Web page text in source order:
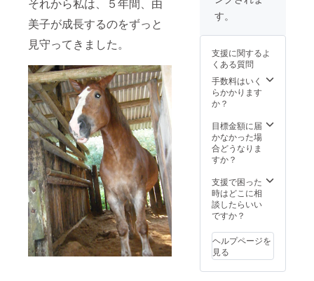
美子が成長するのをずっと
見守ってきました。
き） ※
水市内
の宿
ouchi
hotel
日々さ
きがあ
る日の
みとな
るた
前に日
にちの
お問い
合わせ
い致し
ます。
す。
支援に関するよ
くある質問
手数料はいく
らかかります
か？
目標金額に届
かなかった場
合どうなりま
すか？
支援で困った
時はどこに相
談したらいい
ですか？
ヘルプページを
見る